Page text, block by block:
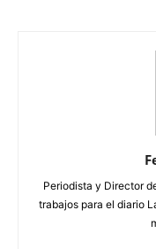
Periodista y Director
trabajos para el diario